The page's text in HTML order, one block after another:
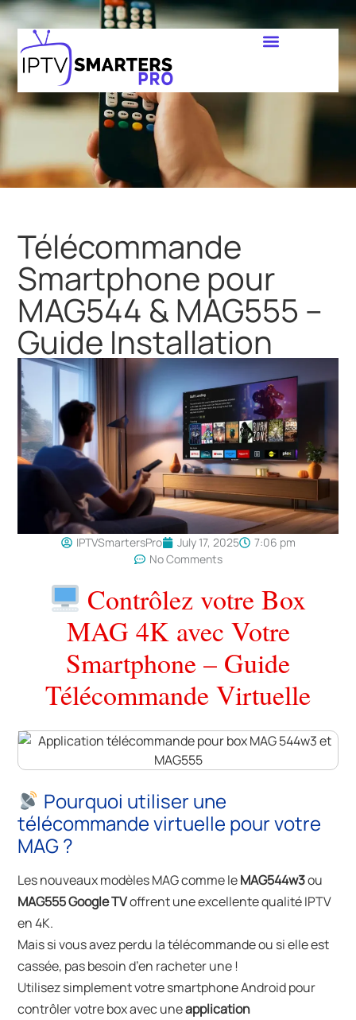
Télécommande
Smartphone pour
MAG544 & MAG555 –
Guide Installation
IPTVSmartersPro July 17, 2025
7:06 pm
No Comments
Contrôlez votre Box
MAG 4K avec Votre
Smartphone – Guide
Télécommande Virtuelle
Pourquoi utiliser une
télécommande virtuelle pour votre
MAG ?
Les nouveaux modèles MAG comme leMAG544w3ou
MAG555 Google TVoffrent une excellente qualité IPTV
en 4K.
Mais si vous avez perdu la télécommande ou si elle est
cassée, pas besoin d’en racheter une !
Utilisez simplement votre smartphone Android pour
contrôler votre box avec uneapplication